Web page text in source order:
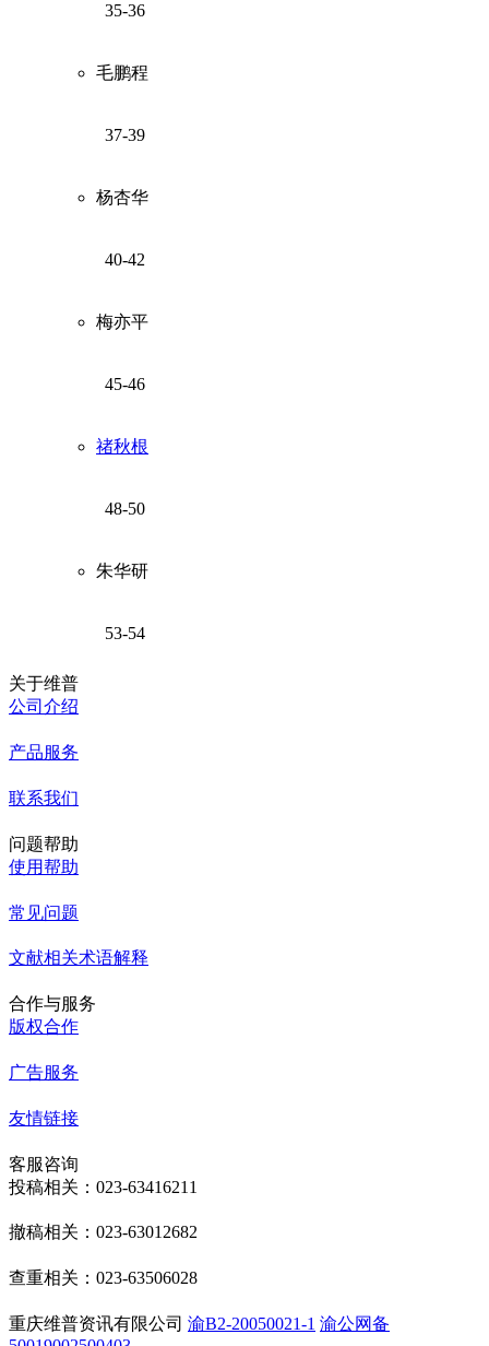
35-36
毛鹏程
37-39
杨杏华
40-42
梅亦平
45-46
禇秋根
48-50
朱华研
53-54
关于维普
公司介绍
产品服务
联系我们
问题帮助
使用帮助
常见问题
文献相关术语解释
合作与服务
版权合作
广告服务
友情链接
客服咨询
投稿相关：023-63416211
撤稿相关：023-63012682
查重相关：023-63506028
重庆维普资讯有限公司 渝B2-20050021-1 渝公网备